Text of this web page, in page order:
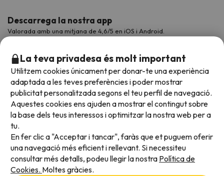
Descarrega la nostra app
Valorada amb una mitjana de 4,6/5 en iOS i Android.
Acceptem
La teva privadesa és molt important
Utilitzem cookies únicament per donar-te una experiència
adaptada a les teves preferències i poder mostrar
publicitat personalitzada segons el teu perfil de navegació.
Aquestes cookies ens ajuden a mostrar el contingut sobre
la base dels teus interessos i optimitzar la nostra web per a
tu.
En fer clic a "Acceptar i tancar", faràs que et puguem oferir
una navegació més eficient i rellevant. Si necessiteu
consultar més detalls, podeu llegir la nostra Política de
Cookies. Moltes gràcies.